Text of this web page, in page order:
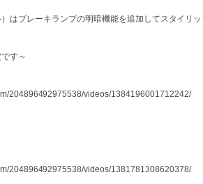
はブレーキランプの明暗機能を追加してスタイリッ
す～
204896492975538/videos/1384196001712242/
204896492975538/videos/1381781308620378/